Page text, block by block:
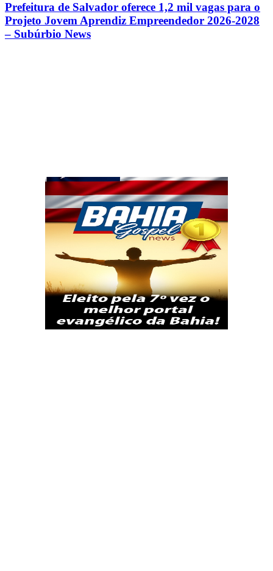
Prefeitura de Salvador oferece 1,2 mil vagas para o
Projeto Jovem Aprendiz Empreendedor 2026-2028
– Subúrbio News